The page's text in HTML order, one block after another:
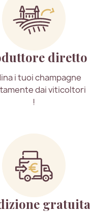
diretto
i tuoi champagne
dai viticoltori
!
gratuita